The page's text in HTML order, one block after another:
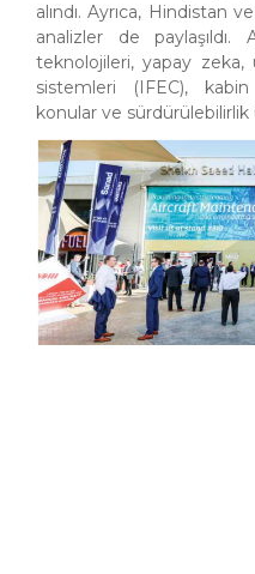
alındı. Ayrıca, Hindistan
analizler de
teknolojileri, yapay
sistemleri (IFEC),
konular ve sürdürülebilirlik